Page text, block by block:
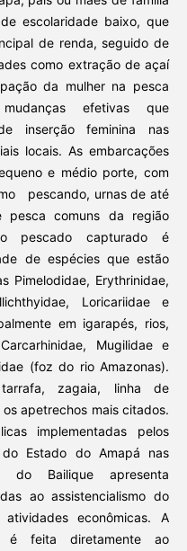
escolaridade baixo, que
de renda, seguido de
como extração de açaí
da mulher na pesca
efetivas que
inserção feminina nas
locais. As embarcações
e médio porte, com
pescando, urnas de até
pesca comuns da região
pescado capturado é
de espécies que estão
Pimelodidae, Erythrinidae,
Loricariidae e
em igarapés, rios,
Mugilidae e
(foz do rio Amazonas).
zagaia, linha de
apetrechos mais citados.
implementadas pelos
Estado do Amapá nas
do Bailique apresenta
ao assistencialismo do
econômicas. A
é feita diretamente ao